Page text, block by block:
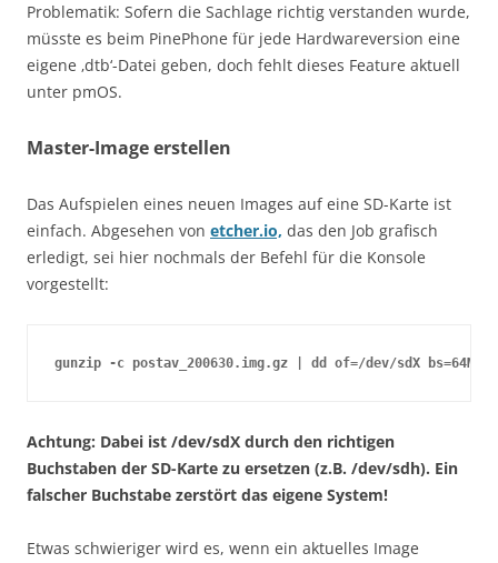
Problematik: Sofern die Sachlage richtig verstanden wurde,
müsste es beim PinePhone für jede Hardwareversion eine
eigene ‚dtb‘-Datei geben, doch fehlt dieses Feature aktuell
unter pmOS.
Master-Image erstellen
Das Aufspielen eines neuen Images auf eine SD-Karte ist
einfach. Abgesehen von etcher.io, das den Job grafisch
erledigt, sei hier nochmals der Befehl für die Konsole
vorgestellt:
gunzip -c postav_200630.img.gz | dd of=/dev/sdX bs=64M
Achtung: Dabei ist /dev/sdX durch den richtigen
Buchstaben der SD-Karte zu ersetzen (z.B. /dev/sdh). Ein
falscher Buchstabe zerstört das eigene System!
Etwas schwieriger wird es, wenn ein aktuelles Image